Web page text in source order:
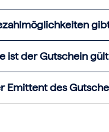
ist der Gutschein
Emittent des